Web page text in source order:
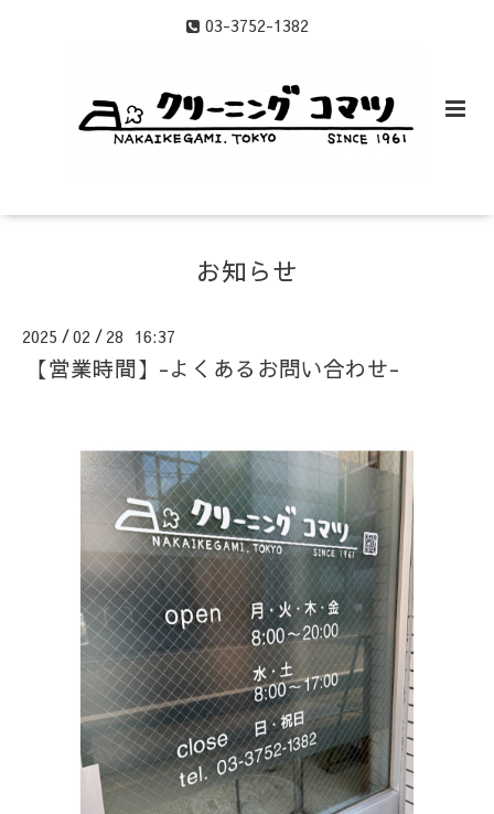
03-3752-1382
お知らせ
2025 /02 / 28 16:37
【営業時間】-よくあるお問い合わせ-